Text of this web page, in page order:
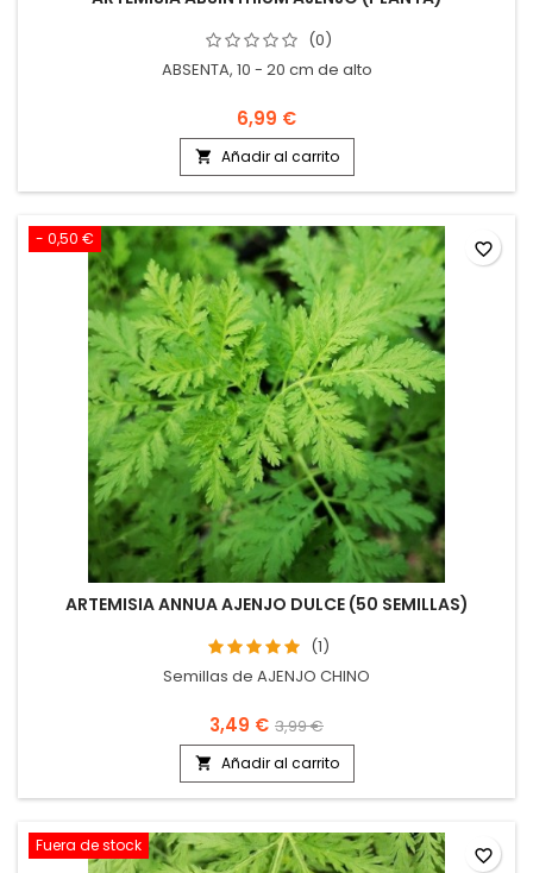
(0)
ABSENTA, 10 - 20 cm de alto
6,99 €
 Añadir al carrito
- 0,50 €
ARTEMISIA ANNUA AJENJO DULCE (50 SEMILLAS)
(1)
Semillas de AJENJO CHINO
3,49 € 3,99 €
 Añadir al carrito
favorite_border
Fuera de stock favorite_border